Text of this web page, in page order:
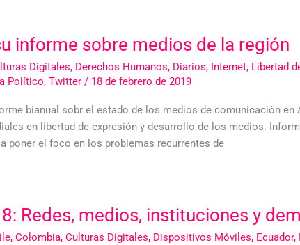
informe sobre medios de la región
Digitales, Derechos Humanos, Diarios, Internet, Libertad
Político, Twitter/ 18 de febrero de 2019
bianual sobr el estado de los medios de comunicación en
en libertad de expresión y desarrollo de los medios.
poner el foco en los problemas recurrentes de
Redes, medios, instituciones y
, Colombia, Culturas Digitales, Dispositivos Móviles, Ecuador,